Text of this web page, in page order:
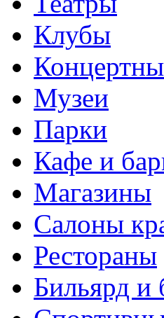
Клубы
Музеи
Парки
Кафе и
Магазины
Салоны
Рестораны
Бильярд и